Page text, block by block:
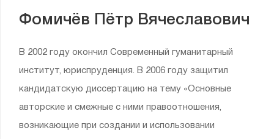
Фомичёв Пётр Вячеславович
В 2002 году окончил Современный гуманитарный
институт, юриспруденция. В 2006 году защитил
кандидатскую диссертацию на тему «Основные
авторские и смежные с ними правоотношения,
возникающие при создании и использовании